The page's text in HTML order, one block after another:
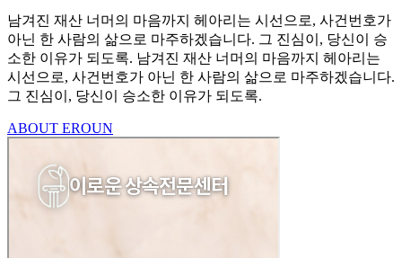
남겨진 재산 너머의 마음까지 헤아리는 시선으로, 사건번호가
아닌 한 사람의 삶으로 마주하겠습니다. 그 진심이, 당신이 승
소한 이유가 되도록. 남겨진 재산 너머의 마음까지 헤아리는
시선으로, 사건번호가 아닌 한 사람의 삶으로 마주하겠습니다.
그 진심이, 당신이 승소한 이유가 되도록.
ABOUT EROUN